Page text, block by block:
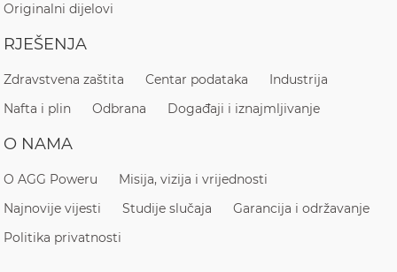
Originalni dijelovi
RJEŠENJA
Zdravstvena zaštita Centar podataka
Industrija
Nafta i plin
Odbrana Događaji i iznajmljivanje
O NAMA
O AGG Poweru
Misija, vizija i vrijednosti
Najnovije vijesti
Studije slučaja
Garancija i održavanje
Politika privatnosti